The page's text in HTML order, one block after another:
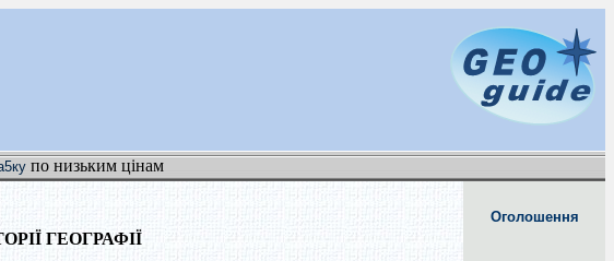
по низьким цінам
ГЕОГРАФІЇ
Оголошення